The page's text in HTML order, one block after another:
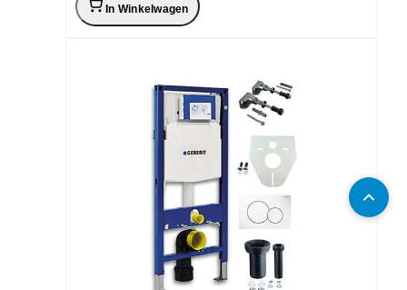
In Winkelwagen